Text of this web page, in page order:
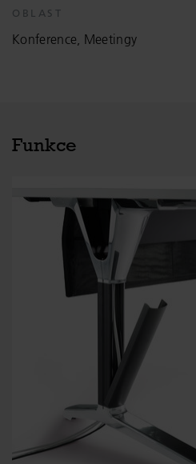
OBLAST
Konference, Meetingy
Funkce